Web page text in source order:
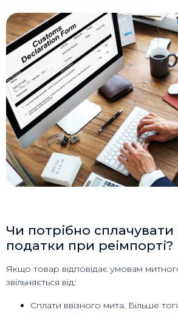
Чи потрібно сплачувати
податки при реімпорті?
Якщо товар відповідає умовам
звільняється від:
Сплати ввізного мита. Більше